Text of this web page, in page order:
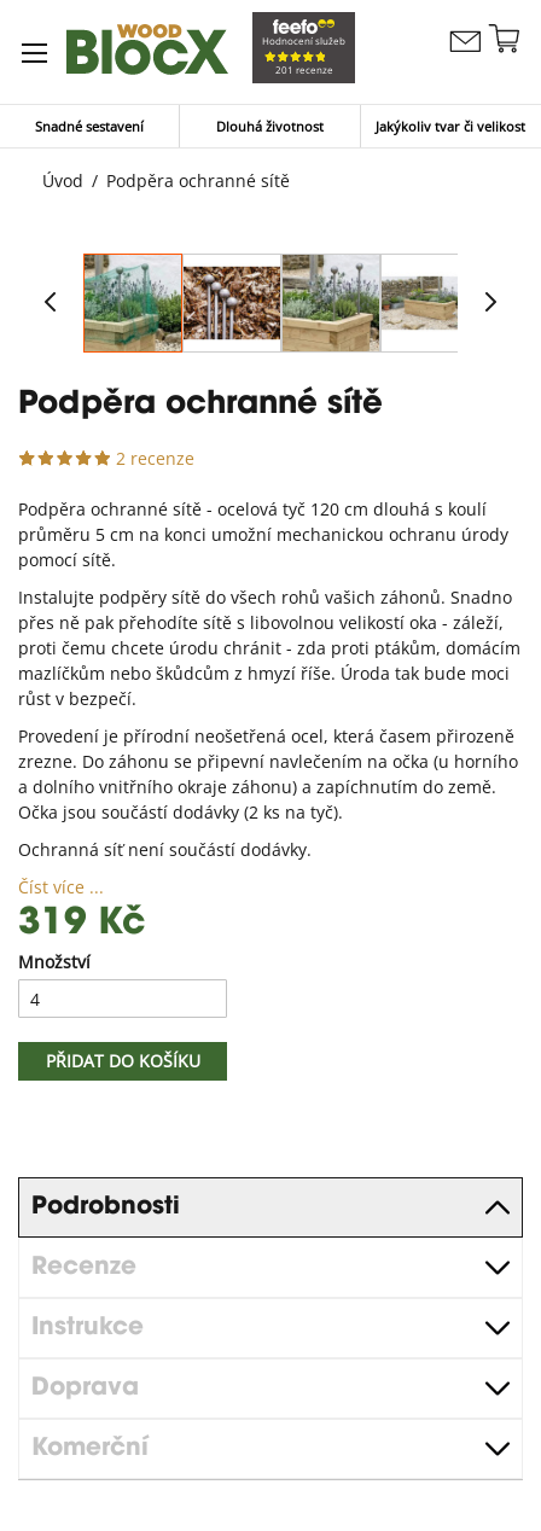
Hodnocení služeb
201 recenze
Kontaktujte
Snadné sestavení Dlouhá životnost Jakýkoliv tvar či velikost
Úvod Podpěra ochranné sítě
Podpěra ochranné sítě
2 recenze
Podpěra ochranné sítě - ocelová tyč 120 cm dlouhá s koulí
průměru 5 cm na konci umožní mechanickou ochranu úrody
pomocí sítě.
Instalujte podpěry sítě do všech rohů vašich záhonů. Snadno
přes ně pak přehodíte sítě s libovolnou velikostí oka - záleží,
proti čemu chcete úrodu chránit - zda proti ptákům, domácím
mazlíčkům nebo škůdcům z hmyzí říše. Úroda tak bude moci
růst v bezpečí.
Provedení je přírodní neošetřená ocel, která časem přirozeně
zrezne. Do záhonu se připevní navlečením na očka (u horního
a dolního vnitřního okraje záhonu) a zapíchnutím do země.
Očka jsou součástí dodávky (2 ks na tyč).
Ochranná síť není součástí dodávky.
Číst více ...
319 Kč
Množství
PŘIDAT DO KOŠÍKU
Podrobnosti
Recenze
Instrukce
Doprava
Komerční